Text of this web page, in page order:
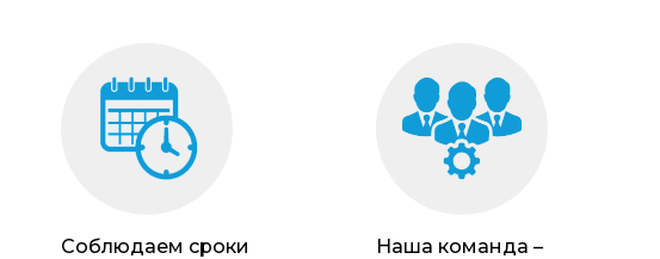
Соблюдаем сроки
Наша команда –